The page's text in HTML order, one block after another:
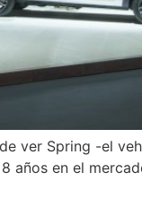
ver Spring -el
años en el